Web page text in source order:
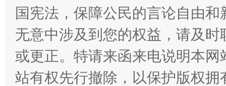
揭开“小金库”的免责幌子
国宪法，保障公民的言论自由
无意中涉及到您的权益，请及
或更正。特请来函来电说明本
站有权先行撤除，以保护版权